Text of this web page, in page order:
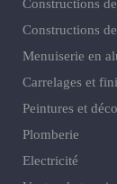
Constructions
Constructions
Menuiserie en
Carrelages et
Peintures et
Plomberie
Electricité